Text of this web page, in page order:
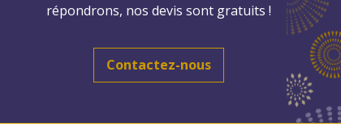
répondrons, nos devis sont gratuits !
Contactez-nous